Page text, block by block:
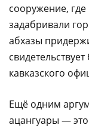
сооружение,
задабривали
абхазы
кавказского
Ещё одним
ацангуары —